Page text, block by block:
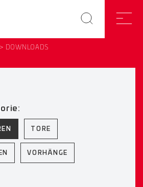
DOWNLOADS
TORE
VORHÄNGE